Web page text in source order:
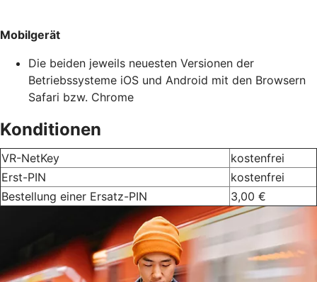
Mobilgerät
Die beiden jeweils neuesten Versionen der
Betriebssysteme iOS und Android mit den Browsern
Safari bzw. Chrome
Konditionen
VR-NetKey
kostenfrei
Erst-PIN
kostenfrei
Bestellung einer Ersatz-PIN
3,00 €